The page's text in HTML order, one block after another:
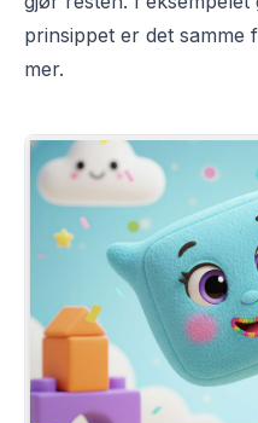
prinsippet er det samme
mer.